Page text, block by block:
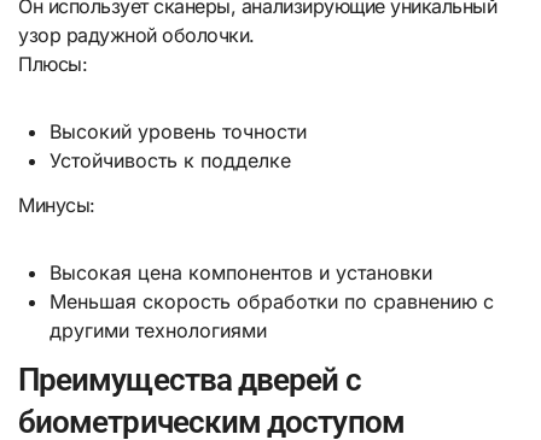
Он использует сканеры, анализирующие уникальный
узор радужной оболочки.
Плюсы:
Высокий уровень точности
Устойчивость к подделке
Минусы:
Высокая цена компонентов и установки
Меньшая скорость обработки по сравнению с
другими технологиями
Преимущества дверей с
биометрическим доступом